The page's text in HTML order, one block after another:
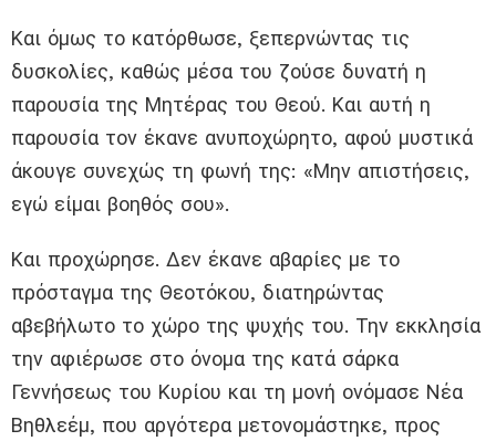
Και όμως το κατόρθωσε, ξεπερνώντας τις
δυσκολίες, καθώς μέσα του ζούσε δυνατή η
παρουσία της Μητέρας του Θεού. Και αυτή η
παρουσία τον έκανε ανυποχώρητο, αφού μυστικά
άκουγε συνεχώς τη φωνή της: «Μην απιστήσεις,
εγώ είμαι βοηθός σου».
Και προχώρησε. Δεν έκανε αβαρίες με το
πρόσταγμα της Θεοτόκου, διατηρώντας
αβεβήλωτο το χώρο της ψυχής του. Την εκκλησία
την αφιέρωσε στο όνομα της κατά σάρκα
Γεννήσεως του Κυρίου και τη μονή ονόμασε Νέα
Βηθλεέμ, που αργότερα μετονομάστηκε, προς